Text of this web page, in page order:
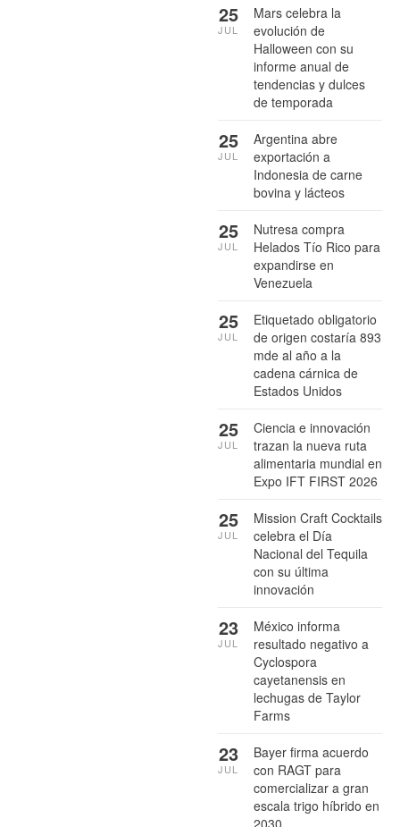
Mars celebra la
evolución de
Halloween con su
informe anual de
tendencias y dulces
de temporada
25
JUL
Argentina abre
exportación a
Indonesia de carne
bovina y lácteos
25
JUL
Nutresa compra
Helados Tío Rico para
expandirse en
Venezuela
25
JUL
Etiquetado obligatorio
de origen costaría 893
mde al año a la
cadena cárnica de
Estados Unidos
25
JUL
Ciencia e innovación
trazan la nueva ruta
alimentaria mundial en
Expo IFT FIRST 2026
25
JUL
Mission Craft Cocktails
celebra el Día
Nacional del Tequila
con su última
innovación
25
JUL
México informa
resultado negativo a
Cyclospora
cayetanensis en
lechugas de Taylor
Farms
23
JUL
Bayer firma acuerdo
con RAGT para
comercializar a gran
escala trigo híbrido en
23
JUL